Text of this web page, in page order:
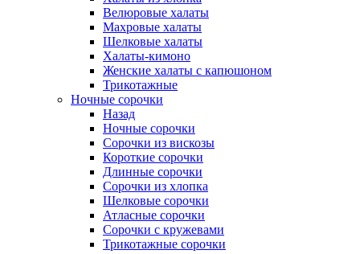
Велюровые халаты
Махровые халаты
Шелковые халаты
Халаты-кимоно
Женские халаты с капюшоном
Трикотажные
Ночные сорочки
Назад
Ночные сорочки
Сорочки из вискозы
Короткие сорочки
Длинные сорочки
Сорочки из хлопка
Шелковые сорочки
Атласные сорочки
Сорочки с кружевами
Трикотажные сорочки